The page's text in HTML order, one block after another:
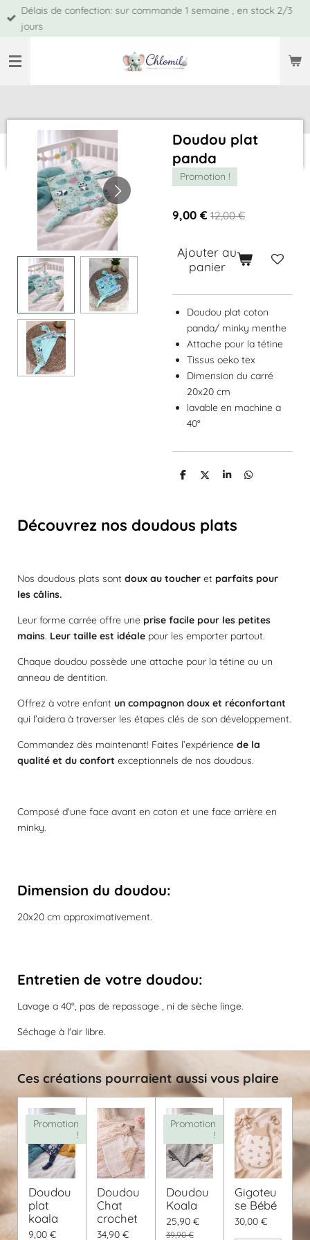
Passer
principal
Délais de confection: sur commande 1 semaine , en stock 2/3
jours
Doudou plat
panda
Promotion !
9,00 € 12,00 €
Ajouter au
panier
Doudou plat coton
panda/ minky menthe
Attache pour la tétine
Tissus oeko tex
Dimension du carré
20x20 cm
lavable en machine a
40°
P
g
P
g
P
g
P
Découvrez nos doudous plats
Nos doudous plats sont doux au toucher et parfaits pour
les câlins.
Leur forme carrée offre une prise facile pour les petites
mains. Leur taille est idéale pour les emporter partout.
Chaque doudou possède une attache pour la tétine ou un
anneau de dentition.
Offrez à votre enfant un compagnon doux et réconfortant
qui l’aidera à traverser les étapes clés de son développement.
Commandez dès maintenant! Faites l’expérience de la
qualité et du confort exceptionnels de nos doudous.
Composé d'une face avant en coton et une face arrière en
minky.
Dimension du doudou:
20x20 cm approximativement.
Entretien de votre doudou:
Lavage a 40°, pas de repassage , ni de sèche linge.
Séchage à l'air libre.
Ces créations pourraient aussi vous plaire
Promotion
!
Doudou
plat
koala
9,00 €
Doudou
Chat
crochet
34,90 €
Promotion
!
Doudou
Koala
25,90 €
39,90 €
Gigoteu
se Bébé
30,00 €